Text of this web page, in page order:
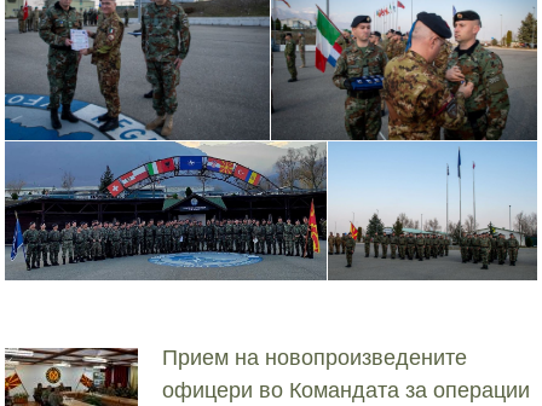
Прием на новопроизведените
офицери во Командата за операции